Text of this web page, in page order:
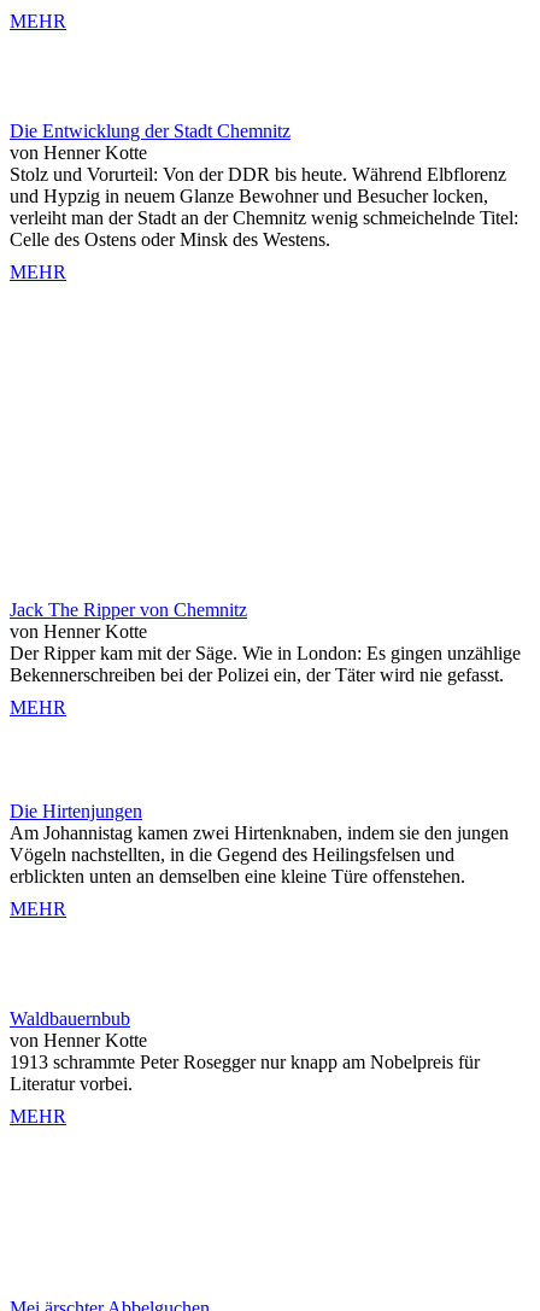
MEHR
Die Entwicklung der Stadt Chemnitz
von Henner Kotte
Stolz und Vorurteil: Von der DDR bis heute. Während Elbflorenz
und Hypzig in neuem Glanze Bewohner und Besucher locken,
verleiht man der Stadt an der Chemnitz wenig schmeichelnde Titel:
Celle des Ostens oder Minsk des Westens.
MEHR
Jack The Ripper von Chemnitz
von Henner Kotte
Der Ripper kam mit der Säge. Wie in London: Es gingen unzählige
Bekennerschreiben bei der Polizei ein, der Täter wird nie gefasst.
MEHR
Die Hirtenjungen
Am Johannistag kamen zwei Hirtenknaben, indem sie den jungen
Vögeln nachstellten, in die Gegend des Heilingsfelsen und
erblickten unten an demselben eine kleine Türe offenstehen.
MEHR
Waldbauernbub
von Henner Kotte
1913 schrammte Peter Rosegger nur knapp am Nobelpreis für
Literatur vorbei.
MEHR